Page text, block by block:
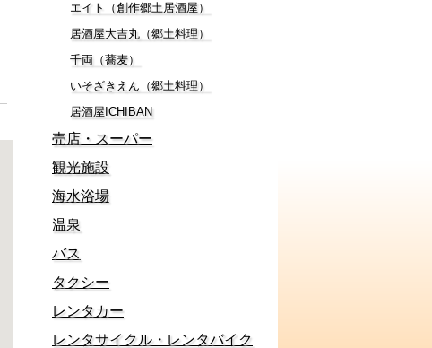
エイト（創作郷土居酒屋）
居酒屋大吉丸（郷土料理）
千両（蕎麦）
いそざきえん（郷土料理）
居酒屋ICHIBAN
売店・スーパー
観光施設
海水浴場
温泉
バス
タクシー
レンタカー
レンタサイクル・レンタバイク